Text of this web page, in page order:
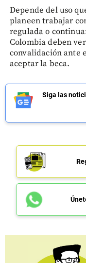
Depende del uso
planeen trabajar
regulada o
Colombia deben
convalidación ante
aceptar la beca.
Siga las